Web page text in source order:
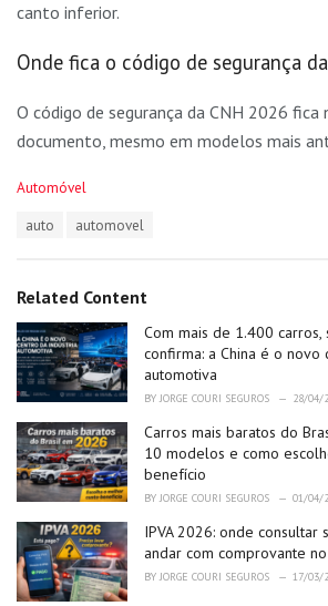
canto inferior.
Onde fica o código de segurança
O código de segurança da CNH 2026 fica
documento, mesmo em modelos mais
C
r
i
e
s
:
Automóvel
:
auto automovel
Related Content
Com mais de 1.400 carros,
confirma: a China é o novo
automotiva
BY JORGE COURI SEGUROS 28/04/
Carros mais baratos do
10 modelos e como
benefício
BY JORGE COURI SEGUROS 01/04/
IPVA 2026: onde consultar
andar com comprovante
BY JORGE COURI SEGUROS 17/03/